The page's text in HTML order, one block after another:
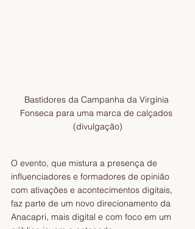
Bastidores da Campanha da Virgínia
Fonseca para uma marca de calçados
(divulgação)
O evento, que mistura a presença de
influenciadores e formadores de opinião
com ativações e acontecimentos digitais,
faz parte de um novo direcionamento da
Anacapri, mais digital e com foco em um